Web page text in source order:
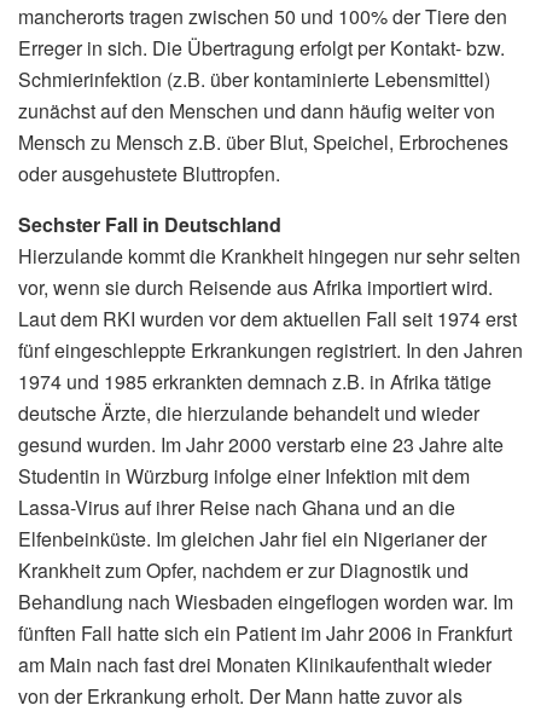
mancherorts tragen zwischen 50 und 100% der Tiere den
Erreger in sich. Die Übertragung erfolgt per Kontakt- bzw.
Schmierinfektion (z.B. über kontaminierte Lebensmittel)
zunächst auf den Menschen und dann häufig weiter von
Mensch zu Mensch z.B. über Blut, Speichel, Erbrochenes
oder ausgehustete Bluttropfen.
Sechster Fall in Deutschland
Hierzulande kommt die Krankheit hingegen nur sehr selten
vor, wenn sie durch Reisende aus Afrika importiert wird.
Laut dem RKI wurden vor dem aktuellen Fall seit 1974 erst
fünf eingeschleppte Erkrankungen registriert. In den Jahren
1974 und 1985 erkrankten demnach z.B. in Afrika tätige
deutsche Ärzte, die hierzulande behandelt und wieder
gesund wurden. Im Jahr 2000 verstarb eine 23 Jahre alte
Studentin in Würzburg infolge einer Infektion mit dem
Lassa-Virus auf ihrer Reise nach Ghana und an die
Elfenbeinküste. Im gleichen Jahr fiel ein Nigerianer der
Krankheit zum Opfer, nachdem er zur Diagnostik und
Behandlung nach Wiesbaden eingeflogen worden war. Im
fünften Fall hatte sich ein Patient im Jahr 2006 in Frankfurt
am Main nach fast drei Monaten Klinikaufenthalt wieder
von der Erkrankung erholt. Der Mann hatte zuvor als